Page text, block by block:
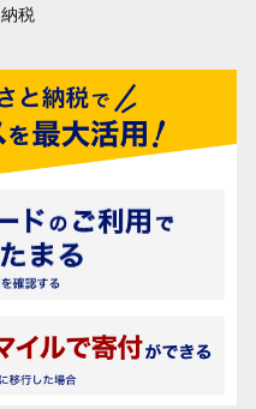
納税